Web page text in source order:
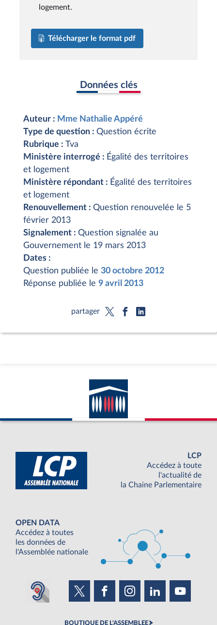
logement.
Télécharger le format pdf
Données clés
Auteur : Mme Nathalie Appéré
Type de question : Question écrite
Rubrique : Tva
Ministère interrogé : Égalité des territoires
et logement
Ministère répondant : Égalité des territoires
et logement
Renouvellement : Question renouvelée le 5
février 2013
Signalement : Question signalée au
Gouvernement le 19 mars 2013
Dates :
Question publiée le 30 octobre 2012
Réponse publiée le 9 avril 2013
partager
LCP
Accédez à toute
l'actualité de
la Chaine Parlementaire
OPEN DATA
Accédez à toutes
les données de
l'Assemblée nationale
BOUTIQUE DE L'ASSEMBLEE